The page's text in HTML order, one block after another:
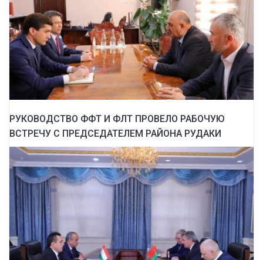
РУКОВОДСТВО ФФТ И ФЛТ ПРОВЕЛО РАБОЧУЮ
ВСТРЕЧУ С ПРЕДСЕДАТЕЛЕМ РАЙОНА РУДАКИ